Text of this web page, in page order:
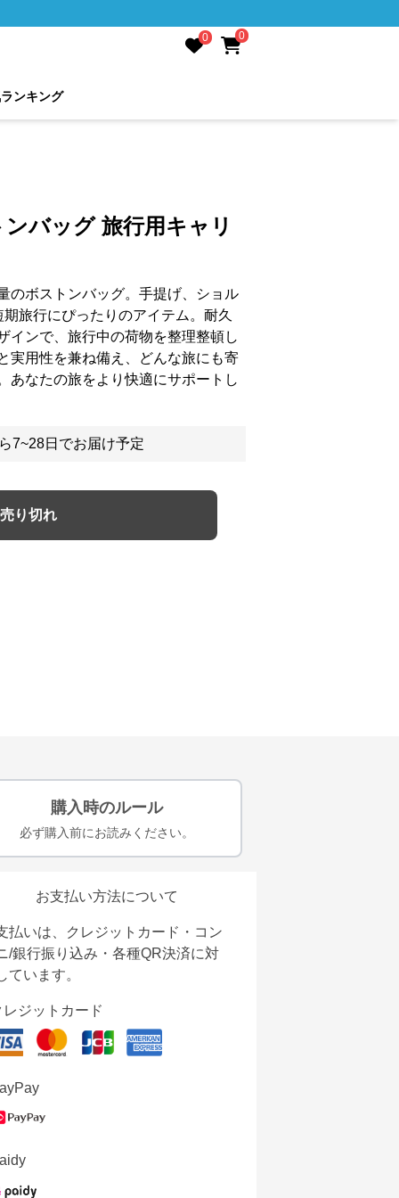
0 0
ランキング
バッグ 旅行用キャリ
のボストンバッグ。手提げ、ショル
旅行にぴったりのアイテム。耐久
インで、旅行中の荷物を整理整頓し
実用性を兼ね備え、どんな旅にも寄
あなたの旅をより快適にサポートし
7~28日でお届け予定
売り切れ
購入時のルール
必ず購入前にお読みください。
お支払い方法について
払いは、クレジットカード・コン
/銀行振り込み・各種QR決済に対
ています。
レジットカード